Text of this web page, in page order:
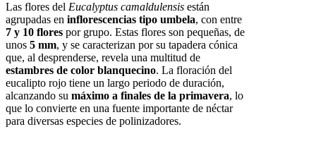
Las flores del Eucalyptus camaldulensis están
agrupadas en inflorescencias tipo umbela, con entre
7 y 10 flores por grupo. Estas flores son pequeñas, de
unos 5 mm, y se caracterizan por su tapadera cónica
que, al desprenderse, revela una multitud de
estambres de color blanquecino. La floración del
eucalipto rojo tiene un largo periodo de duración,
alcanzando su máximo a finales de la primavera, lo
que lo convierte en una fuente importante de néctar
para diversas especies de polinizadores.